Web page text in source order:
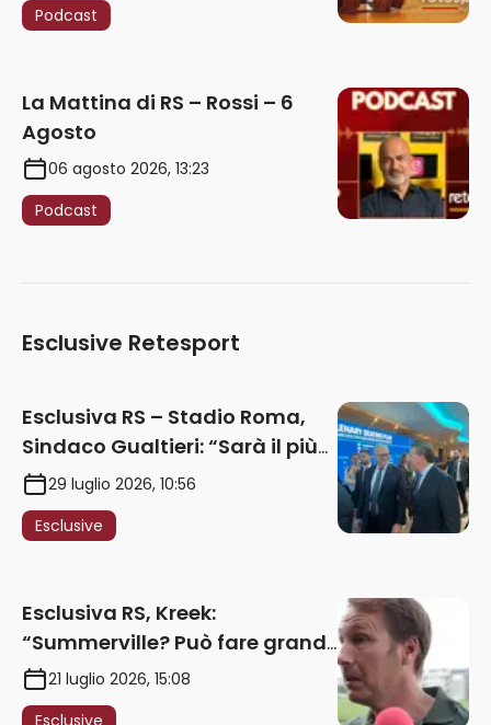
Podcast
La Mattina di RS – Rossi – 6
Agosto
06 agosto 2026, 13:23
Podcast
Esclusive Retesport
Esclusiva RS – Stadio Roma,
Sindaco Gualtieri: “Sarà il più
iconico del mondo. Assoluta
unità politica. Prima pietra nel
2027. Ricorsi strumentali?
29 luglio 2026, 10:56
Esclusive
Esclusiva RS, Kreek:
“Summerville? Può fare grandi
cose in Serie A. Godts deve
maturare esperienza per
21 luglio 2026, 15:08
Esclusive